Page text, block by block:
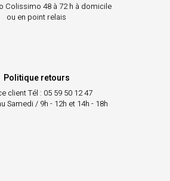
Colissimo 48 à 72 h à domicile
ou en point relais
Politique retours
clientTél : 05 59 50 12 47
Samedi / 9h - 12h et 14h - 18h